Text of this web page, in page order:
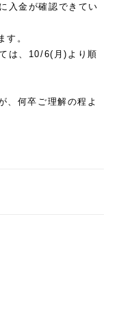
入金が確認できてい
す。
は、10/6(月)より順
、何卒ご理解の程よ